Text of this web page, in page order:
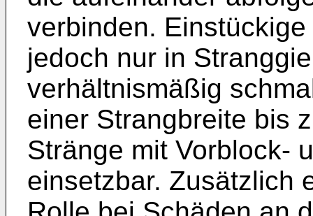
verbinden.
jedoch nur in
verhältnismäßig
einer Strangbreite bis
Stränge mit Vorblock-
einsetzbar. Zusätzlich